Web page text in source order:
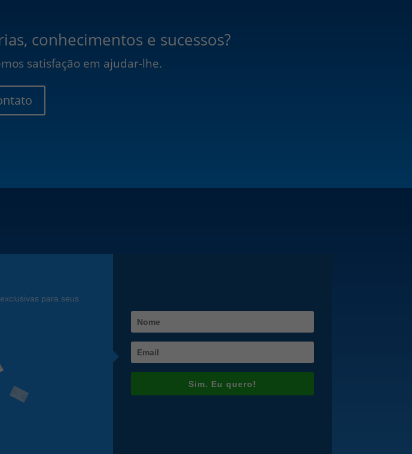
conhecimentos e sucessos?
satisfação em ajudar-lhe.
para seus
Sim. Eu quero!